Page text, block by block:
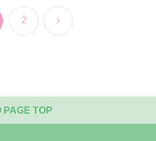
2 次
PAGE TOP